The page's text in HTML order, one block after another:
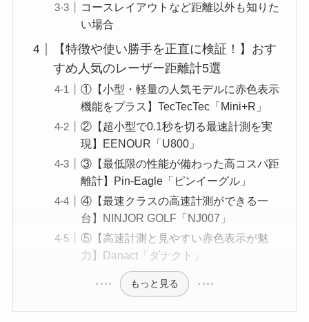
コースレイアウトなど距離以外も知りた
い場合
【特徴や使い勝手を正直に検証！】おす
すめ人気のレーザー距離計5選
①【小型・軽量の人気モデルに赤色表示
機能をプラス】TecTecTec「Mini+R」
②【超小型で0.1秒を切る最速計測を実
現】EENOUR「U800」
③【最低限の性能が備わった高コスパ距
離計】Pin-Eagle「ピンイーグル」
④【最速クラスの高速計測ができる一
台】NINJOR GOLF「NJ007」
⑤【高速計測と見やすい赤色表示が魅
力】Danact「ダナクト」
もっと見る